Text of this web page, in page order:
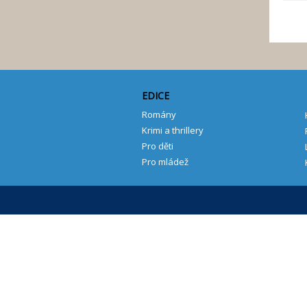
EDICE
Romány
Krimi a thrillery
Pro děti
Pro mládež